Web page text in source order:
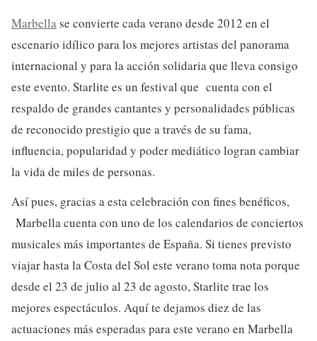
Marbellase convierte cada verano desde 2012 en el
escenario idílico para los mejores artistas del panorama
internacional y para la acción solidaria que lleva consigo
este evento. Starlite es un festival que cuenta con el
respaldo de grandes cantantes y personalidades públicas
de reconocido prestigio que a través de su fama,
influencia, popularidad y poder mediático logran cambiar
la vida de miles de personas.
Así pues, gracias a esta celebración con fines benéficos,
Marbella cuenta con uno de los calendarios de conciertos
musicales más importantes de España. Si tienes previsto
viajar hasta la Costa del Sol este verano toma nota porque
desde el 23 de julio al 23 de agosto, Starlite trae los
mejores espectáculos. Aquí te dejamos diez de las
actuaciones más esperadas para este verano en Marbella